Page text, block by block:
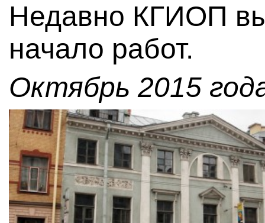
Недавно КГИОП
начало работ.
Октябрь 2015